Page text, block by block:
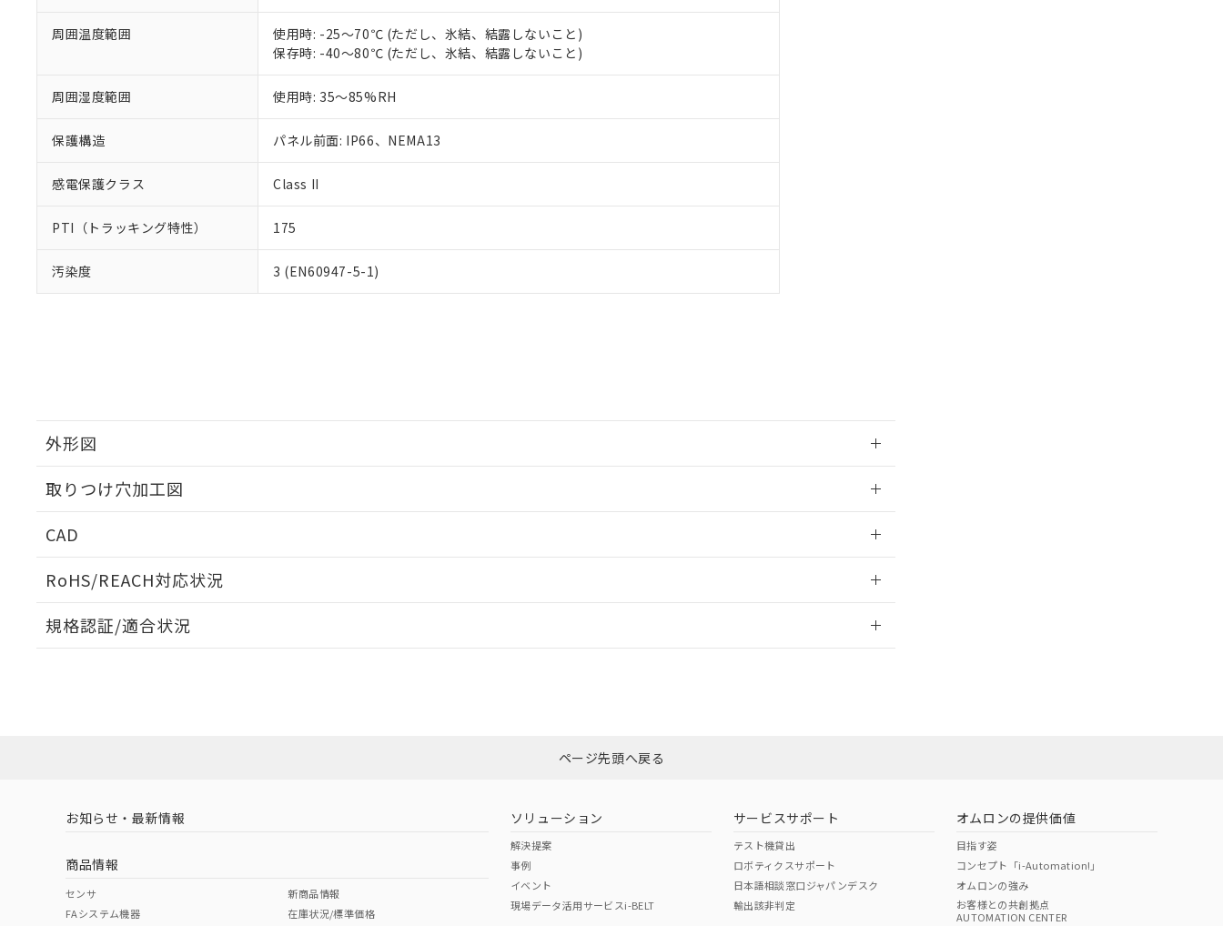
周囲温度範囲
使用時: -25～70℃ (ただし、氷結、結露しないこと)
保存時: -40～80℃ (ただし、氷結、結露しないこと)
周囲湿度範囲 使用時: 35～85%RH
保護構造 パネル前面: IP66、NEMA13
感電保護クラス Class II
PTI（トラッキング特性） 175
汚染度 3 (EN60947-5-1)
外形図
取りつけ穴加工図
CAD
RoHS/REACH対応状況
EU RoHS 注意事項・凡例
ダウンロードはこちら
中国 RoHS 注意事項・凡例
中国 RoHS表
規格認証/適合状況
り割愛しております。
ページ先頭へ戻る
お知らせ・最新情報
商品情報
センサ
FAシステム機器
新商品情報
在庫状況/標準価格
ソリューション
解決提案
事例
イベント
現場データ活用サービスi-BELT
サービスサポート
テスト機貸出
ロボティクスサポート
日本語相談窓口ジャパンデスク
輸出該非判定
オムロンの提供価値
目指す姿
コンセプト「i-Automation!」
オムロンの強み
お客様との共創拠点
AUTOMATION CENTER